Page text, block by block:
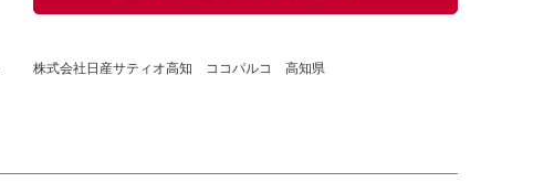
株式会社日産サティオ高知 ココパルコ 高知県